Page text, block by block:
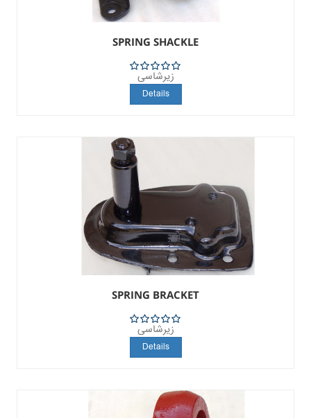
SPRING SHACKLE
5
زیرشاسی
Details
SPRING BRACKET
5
زیرشاسی
Details